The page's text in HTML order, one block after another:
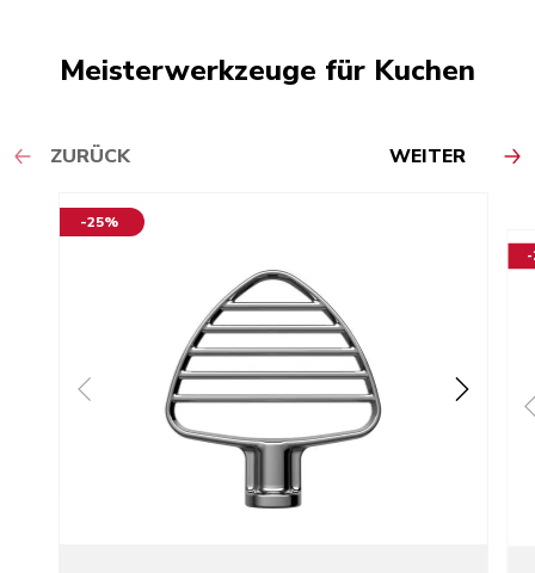
Meisterwerkzeuge für Kuchen
ZURÜCK WEITER
-25%
-